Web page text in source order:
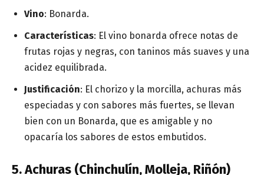
Vino: Bonarda.
Características: El vino bonarda ofrece notas de
frutas rojas y negras, con taninos más suaves y una
acidez equilibrada.
Justificación: El chorizo y la morcilla, achuras más
especiadas y con sabores más fuertes, se llevan
bien con un Bonarda, que es amigable y no
opacaría los sabores de estos embutidos.
5. Achuras (Chinchulín, Molleja, Riñón)